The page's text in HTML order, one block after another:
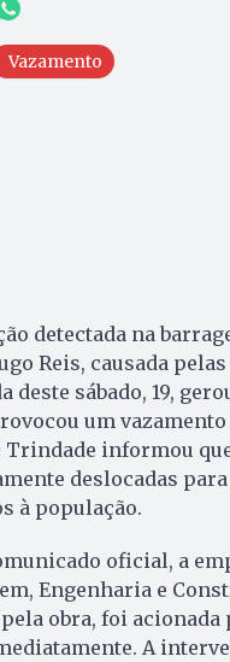
Vazamento
detectada na
Reis, causada
deste sábado, 19,
um vazamento
Trindade informou
deslocadas
à população.
oficial, a
Engenharia e
obra, foi
A